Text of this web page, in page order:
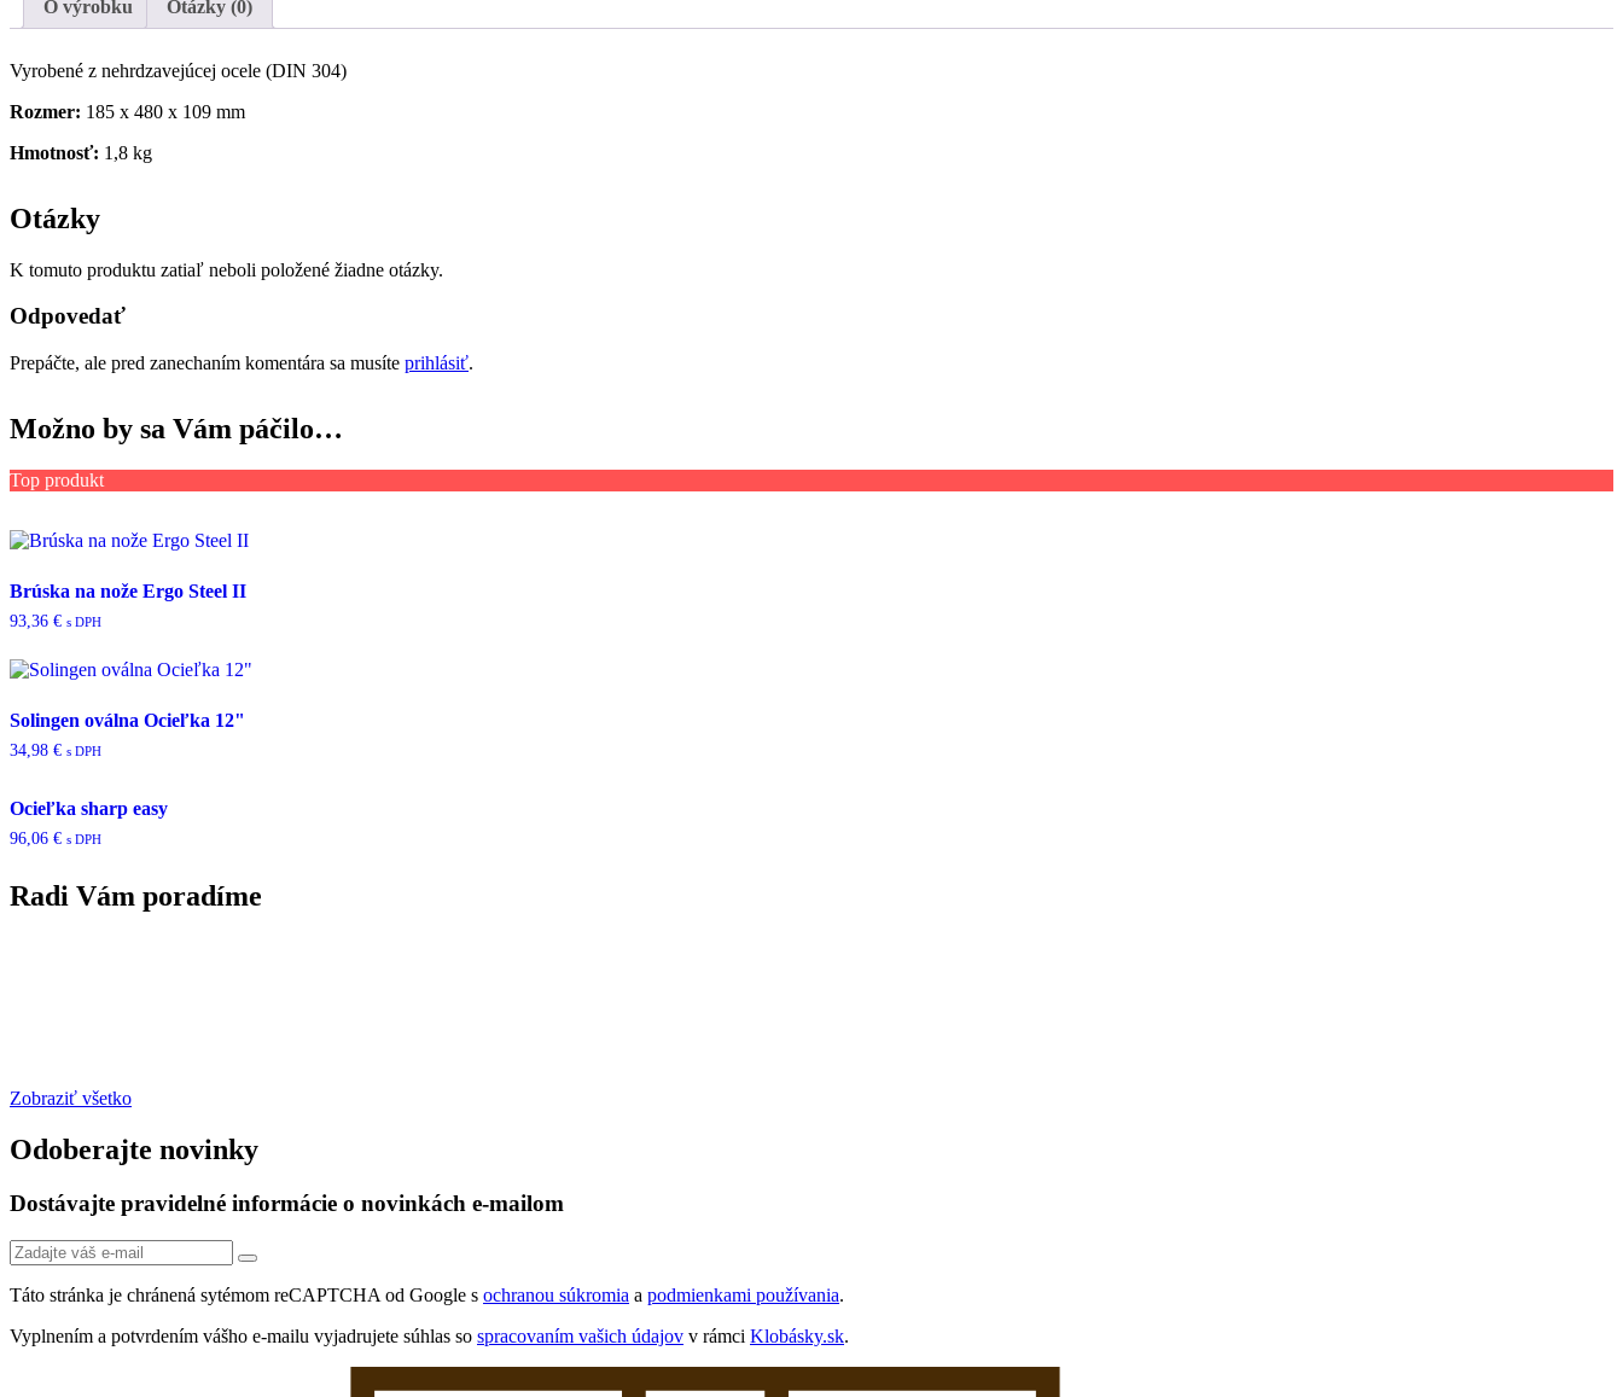
O výrobku Otázky (0)
Vyrobené z nehrdzavejúcej ocele (DIN 304)
Rozmer: 185 x 480 x 109 mm
Hmotnosť: 1,8 kg
Otázky
K tomuto produktu zatiaľ neboli položené žiadne otázky.
Odpovedať
Prepáčte, ale pred zanechaním komentára sa musíte prihlásiť.
Možno by sa Vám páčilo…
Top produkt
Brúska na nože Ergo Steel II
93,36 € s DPH
Solingen oválna Ocieľka 12"
34,98 € s DPH
Ocieľka sharp easy
96,06 € s DPH
Radi Vám poradíme
Zobraziť všetko
Odoberajte novinky
Dostávajte pravidelné informácie o novinkách e-mailom
Táto stránka je chránená sytémom reCAPTCHA od Google s ochranou súkromia a podmienkami používania.
Vyplnením a potvrdením vášho e-mailu vyjadrujete súhlas so spracovaním vašich údajov v rámci Klobásky.sk.